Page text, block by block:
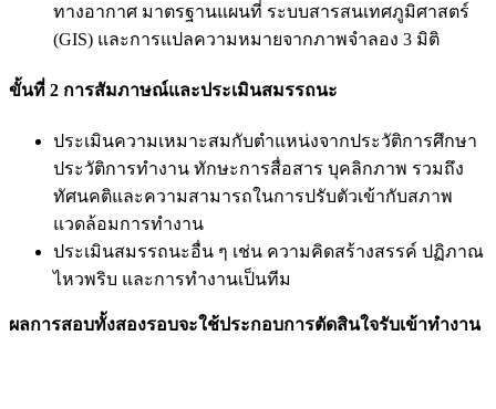
ทางอากาศ มาตรฐานแผนที่ ระบบสารสนเทศภูมิศาสตร์
(GIS) และการแปลความหมายจากภาพจำลอง 3 มิติ
ขั้นที่ 2 การสัมภาษณ์และประเมินสมรรถนะ
ประเมินความเหมาะสมกับตำแหน่งจากประวัติการศึกษา
ประวัติการทำงาน ทักษะการสื่อสาร บุคลิกภาพ รวมถึง
ทัศนคติและความสามารถในการปรับตัวเข้ากับสภาพ
แวดล้อมการทำงาน
ประเมินสมรรถนะอื่น ๆ เช่น ความคิดสร้างสรรค์ ปฏิภาณ
ไหวพริบ และการทำงานเป็นทีม
ผลการสอบทั้งสองรอบจะใช้ประกอบการตัดสินใจรับเข้าทำงาน